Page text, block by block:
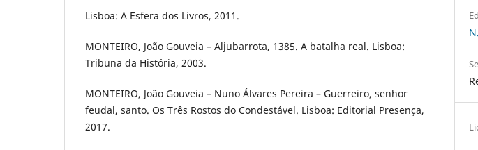
Lisboa: A Esfera dos Livros, 2011.
MONTEIRO, João Gouveia – Aljubarrota, 1385. A batalha real. Lisboa:
Tribuna da História, 2003.
MONTEIRO, João Gouveia – Nuno Álvares Pereira – Guerreiro, senhor
feudal, santo. Os Três Rostos do Condestável. Lisboa: Editorial Presença,
2017.